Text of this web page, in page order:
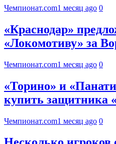
Чемпионат.com1 месяц ago 0
«Краснодар»
«Локомотиву» за
Чемпионат.com1 месяц ago 0
«Торино» и
купить защитника
Чемпионат.com1 месяц ago 0